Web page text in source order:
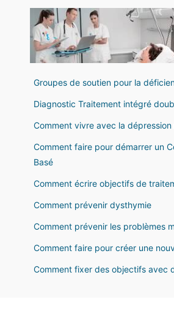
Groupes de soutien pour la
Diagnostic Traitement intégré
Comment vivre avec la dépression
Comment faire pour démarrer un
Basé
Comment écrire objectifs de
Comment prévenir dysthymie
Comment prévenir les problèmes
Comment faire pour créer une
Comment fixer des objectifs avec